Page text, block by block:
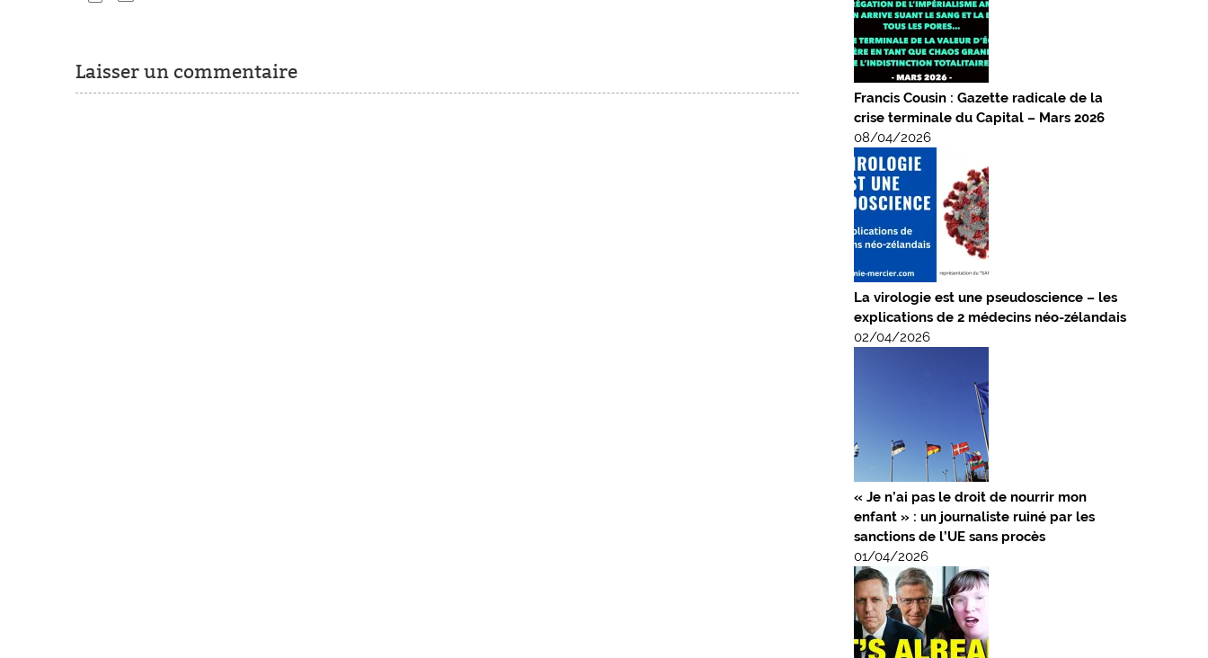
Laisser un commentaire
Francis Cousin : Gazette radicale de la
crise terminale du Capital – Mars 2026
08/04/2026
La virologie est une pseudoscience – les
explications de 2 médecins néo-zélandais
02/04/2026
« Je n’ai pas le droit de nourrir mon
enfant » : un journaliste ruiné par les
sanctions de l’UE sans procès
01/04/2026